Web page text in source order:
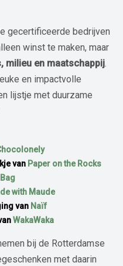
gecertificeerde bedrijven
winst te maken, maar
milieu en maatschappij.
en impactvolle
lijstje met duurzame
van Paper on the Rocks
with Maude
van Naïf
WakaWaka
bij de Rotterdamse
met daarin